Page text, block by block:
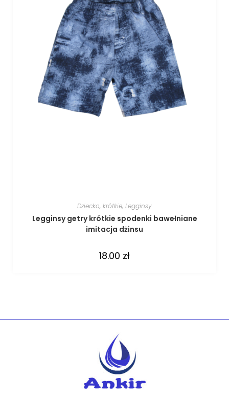
Dziecko, krótkie, Legginsy
Legginsy getry krótkie spodenki bawełniane
imitacja dżinsu
18.00 zł